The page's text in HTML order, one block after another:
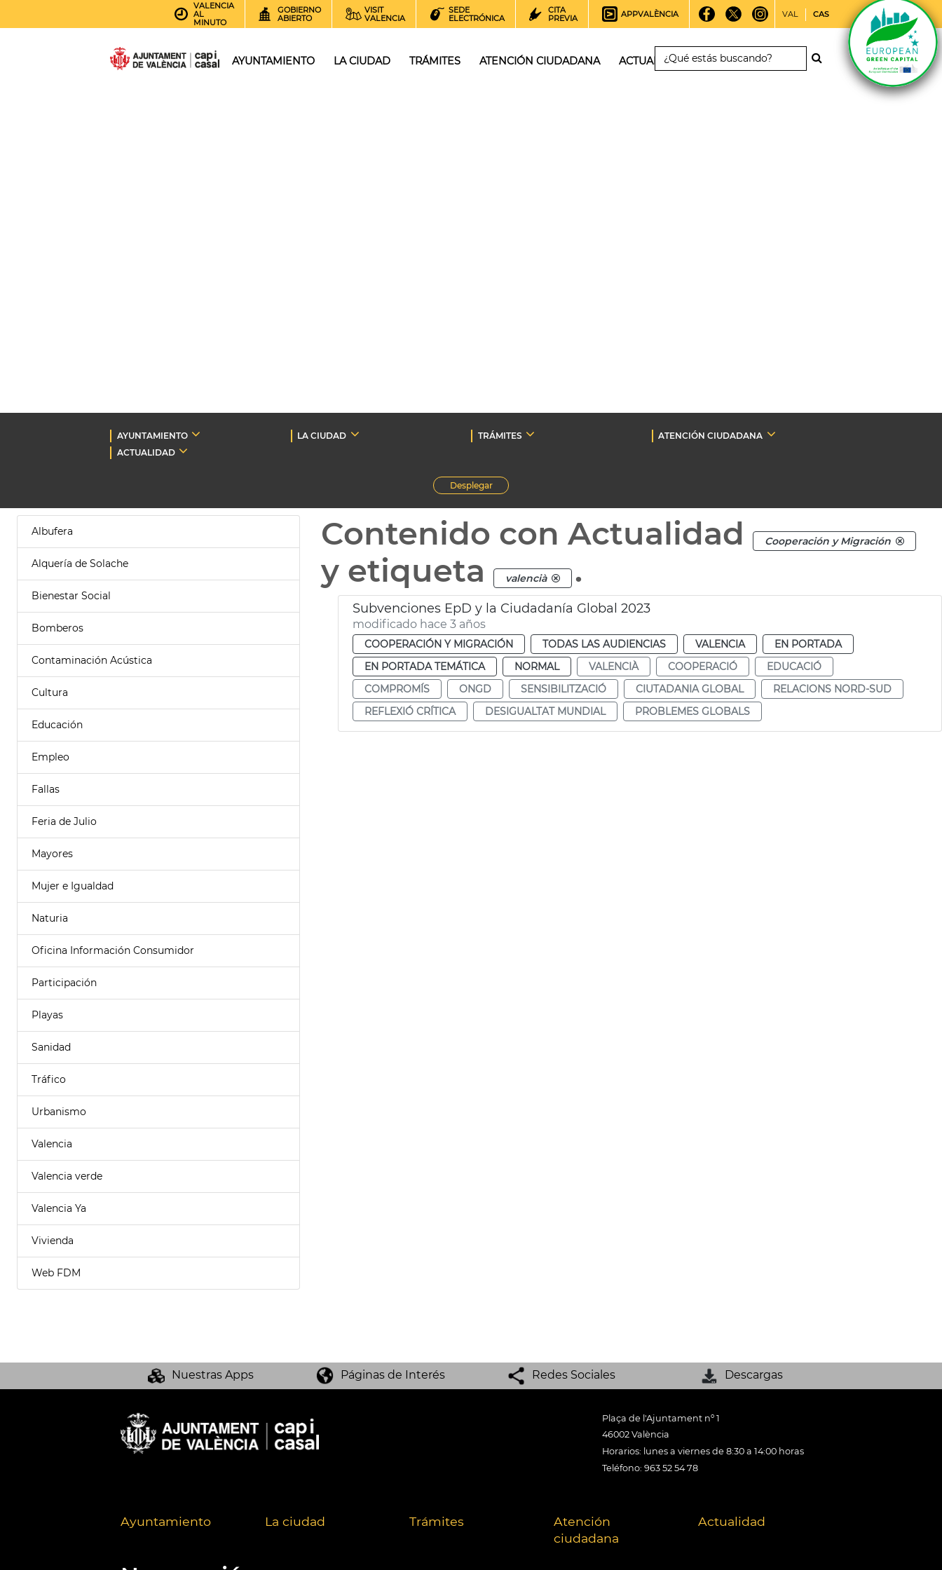
VALENCIA
AL
MINUTO
GOBIERNO
ABIERTO
VISIT
VALENCIA
SEDE
ELECTRÓNICA
CITA
PREVIA
APPVALÈNCIA VAL CAS
AYUNTAMIENTO LA CIUDAD TRÁMITES ATENCIÓN CIUDADANA ACTUALIDAD
AYUNTAMIENTO LA CIUDAD TRÁMITES
ATENCIÓN CIUDADANA
ACTUALIDAD
Desplegar
Albufera
Alquería de Solache
Bienestar Social
Bomberos
Contaminación Acústica
Cultura
Educación
Empleo
Fallas
Feria de Julio
Mayores
Mujer e Igualdad
Naturia
Oficina Información Consumidor
Participación
Playas
Sanidad
Tráfico
Urbanismo
Valencia
Valencia verde
Valencia Ya
Vivienda
Web FDM
Contenido con Actualidad Cooperación y Migración
y etiqueta valencià .
Subvenciones EpD y la Ciudadanía Global 2023
modificado hace 3 años
COOPERACIÓN Y MIGRACIÓN TODAS LAS AUDIENCIAS VALENCIA
EN PORTADA
EN PORTADA TEMÁTICA
NORMAL VALENCIÀ COOPERACIÓ
EDUCACIÓ
COMPROMÍS
ONGD SENSIBILITZACIÓ CIUTADANIA GLOBAL
RELACIONS NORD-SUD
REFLEXIÓ CRÍTICA
DESIGUALTAT MUNDIAL PROBLEMES GLOBALS
Nuestras Apps Páginas de Interés Redes Sociales Descargas
Plaça de l'Ajuntament nº 1
46002 València
Horarios: lunes a viernes de 8:30 a 14:00 horas
Teléfono: 963 52 54 78
Ayuntamiento La ciudad Trámites
Atención
ciudadana
Actualidad